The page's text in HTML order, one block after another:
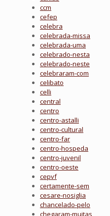
ccm
cefep
celebra
celebrada-missa
celebrada-uma
celebrado-nesta
celebrado-neste
celebraram-com
celibato
celli
central
centro
centro-astalli
centro-cultural
centro-far
centro-hospeda
centro-juvenil
centro-oeste
cepvf
certamente-sem
cesare-nosiglia
chancelado-pelo
chegaram-muitas